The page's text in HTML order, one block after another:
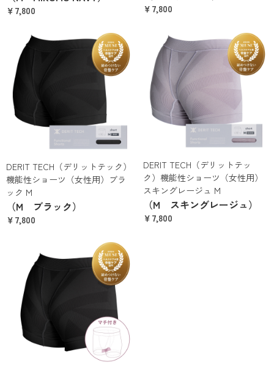
￥7,800 ￥7,800
DERIT TECH（デリットテック）
機能性ショーツ（女性用）ブラ
ック M
（M ブラック）
￥7,800
DERIT TECH（デリットテッ
ク）機能性ショーツ（女性用）
スキングレージュ M
（M スキングレージュ）
￥7,800